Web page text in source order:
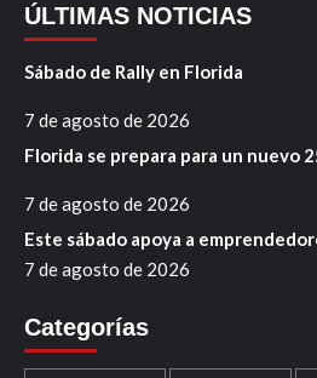
ÚLTIMAS NOTICIAS
Sábado de Rally en Florida
7 de agosto de 2026
Florida se prepara para un nuevo
7 de agosto de 2026
Este sábado apoya a
7 de agosto de 2026
Categorías